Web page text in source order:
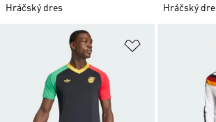
Hráčský dres
Hráčský
Přidat do